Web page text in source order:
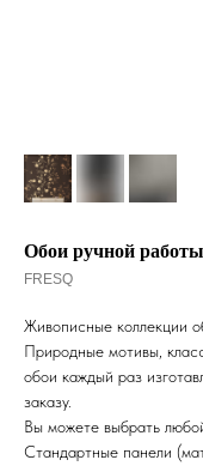
Обои ручной
FRESQ
Живописные коллекции
Природные мотивы,
обои каждый раз
заказу.
Вы можете выбрать
Стандартные панели